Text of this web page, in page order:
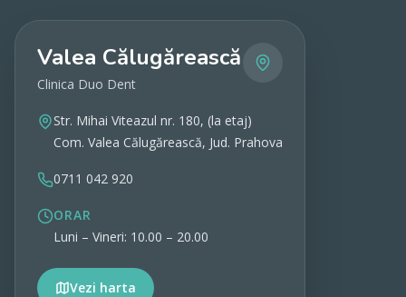
Valea Călugărească
Clinica Duo Dent
Str. Mihai Viteazul nr. 180, (la etaj)
Com. Valea Călugărească, Jud. Prahova
0711 042 920
ORAR
Luni – Vineri: 10.00 – 20.00
Vezi harta